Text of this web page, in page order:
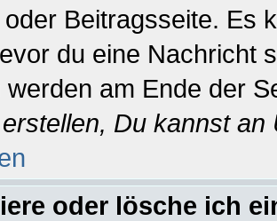
Beitragsseite. Es
du eine Nachricht
werden am Ende der
Du kannst
oder lösche ich